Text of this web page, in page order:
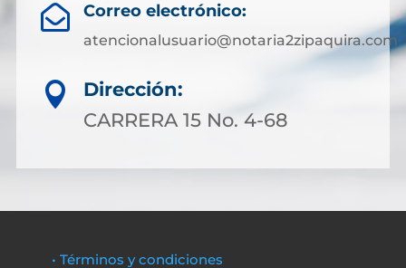
 Correo electrónico:
atencionalusuario@notaria2zipaquira.com

Dirección:
CARRERA 15 No. 4-68
• Términos y condiciones